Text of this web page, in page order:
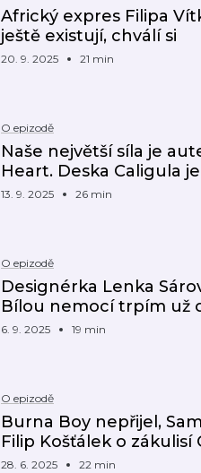
Africký expres Filipa
ještě existují, chválí si
20. 9. 2025 21 min
O epizodě
Naše největší síla je
Heart. Deska Caligula
13. 9. 2025 26 min
O epizodě
Designérka Lenka
Bílou nemocí trpím už
6. 9. 2025 19 min
O epizodě
Burna Boy nepřijel,
Filip Košťálek o zákulisí
28. 6. 2025 22 min